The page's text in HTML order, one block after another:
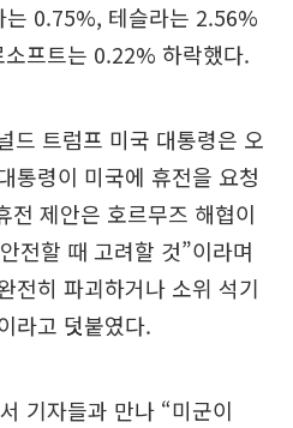
0.75%, 테슬라는 2.56%
프트는 0.22% 하락했다.
드 트럼프 미국 대통령은 오
통령이 미국에 휴전을 요청
전 제안은 호르무즈 해협이
전할 때 고려할 것”이라며
전히 파괴하거나 소위 석기
라고 덧붙였다.
기자들과 만나 “미군이